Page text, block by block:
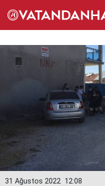
12:08
31 Ağustos 2022